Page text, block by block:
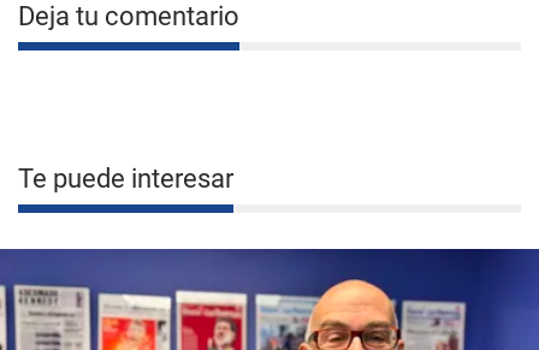
Deja tu comentario
Te puede interesar